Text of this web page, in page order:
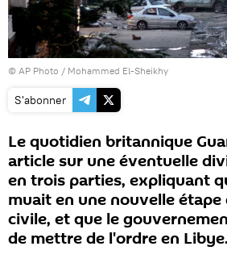
© AP Photo / Mohammed El-Sheikhy
S'abonner
Le quotidien britannique
article sur une éventuelle
en trois parties, expliquant
muait en une nouvelle étape
civile, et que le
de mettre de l'ordre en Libye.